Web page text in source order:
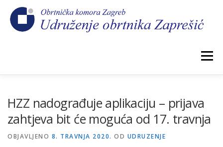
sadržaj
Izbornik
HZZ nadograđuje aplikaciju – prijava
zahtjeva bit će moguća od 17. travnja
OBJAVLJENO 8. TRAVNJA 2020. OD UDRUZENJE